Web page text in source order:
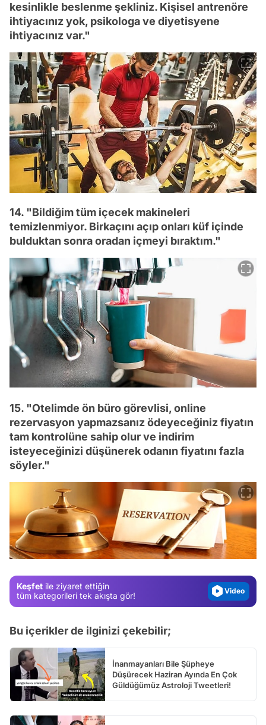
kesinlikle beslenme şekliniz. Kişisel antrenöre
ihtiyacınız yok, psikologa ve diyetisyene
ihtiyacınız var."
14. "Bildiğim tüm içecek makineleri
temizlenmiyor. Birkaçını açıp onları küf içinde
bulduktan sonra oradan içmeyi bıraktım."
15. "Otelimde ön büro görevlisi, online
rezervasyon yapmazsanız ödeyeceğiniz fiyatın
tam kontrolüne sahip olur ve indirim
isteyeceğinizi düşünerek odanın fiyatını fazla
söyler."
Keşfet ile ziyaret ettiğin
tüm kategorileri tek akışta gör!
Video
Test
Gündem
Magazin
Test
Bu içerikler de ilginizi çekebilir;
İnanmayanları Bile Şüpheye
Düşürecek Haziran Ayında En Çok
Güldüğümüz Astroloji Tweetleri!